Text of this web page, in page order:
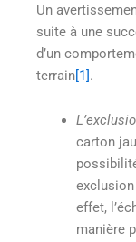
Un
suite à une
d’un
terrain[1].
carton
effet,
manière